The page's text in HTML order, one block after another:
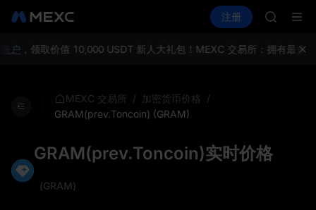
SPCX 理财 活
注册
SPCX
HFT
户，领取价值 10,000 USDT 新人大礼包！ MEXC 交易所：拥有最多热
MEXC 交易所 / 加密货币价格 /
GRAM(prev.Toncoin) (GRAM)
GRAM(prev.Toncoin)实时价格
(GRAM)